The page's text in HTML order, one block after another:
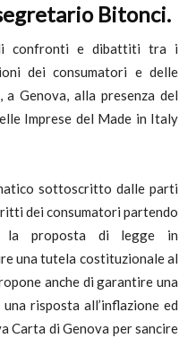
Bitonci.
confronti e dibattiti tra i
dei consumatori e delle
Genova, alla presenza del
Imprese del Made in Italy
sottoscritto dalle parti
dei consumatori partendo
la proposta di legge in
una tutela costituzionale al
anche di garantire una
risposta all’inflazione ed
Carta di Genova per sancire